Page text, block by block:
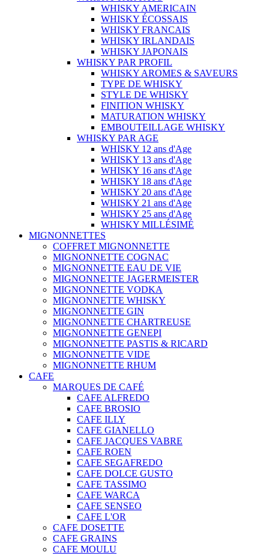
WHISKY AMERICAIN
WHISKY ÉCOSSAIS
WHISKY FRANCAIS
WHISKY IRLANDAIS
WHISKY JAPONAIS
WHISKY PAR PROFIL
WHISKY AROMES & SAVEURS
TYPE DE WHISKY
STYLE DE WHISKY
FINITION WHISKY
MATURATION WHISKY
EMBOUTEILLAGE WHISKY
WHISKY PAR AGE
WHISKY 12 ans d'Age
WHISKY 13 ans d'Age
WHISKY 16 ans d'Age
WHISKY 18 ans d'Age
WHISKY 20 ans d'Age
WHISKY 21 ans d'Age
WHISKY 25 ans d'Age
WHISKY MILLÉSIMÉ
MIGNONNETTES
COFFRET MIGNONNETTE
MIGNONNETTE COGNAC
MIGNONNETTE EAU DE VIE
MIGNONNETTE JAGERMEISTER
MIGNONNETTE VODKA
MIGNONNETTE WHISKY
MIGNONNETTE GIN
MIGNONNETTE CHARTREUSE
MIGNONNETTE GENEPI
MIGNONNETTE PASTIS & RICARD
MIGNONNETTE VIDE
MIGNONNETTE RHUM
CAFE
MARQUES DE CAFÉ
CAFE ALFREDO
CAFE BROSIO
CAFE ILLY
CAFE GIANELLO
CAFE JACQUES VABRE
CAFE ROEN
CAFE SEGAFREDO
CAFE DOLCE GUSTO
CAFE TASSIMO
CAFE WARCA
CAFE SENSEO
CAFE L'OR
CAFE DOSETTE
CAFE GRAINS
CAFE MOULU